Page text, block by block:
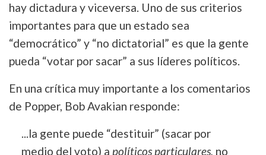
hay dictadura y viceversa. Uno de sus criterios
importantes para que un estado sea
“democrático” y “no dictatorial” es que la gente
pueda “votar por sacar” a sus líderes políticos.
En una crítica muy importante a los comentarios
de Popper, Bob Avakian responde:
...la gente puede “destituir” (sacar por
medio del voto) a políticos particulares, no